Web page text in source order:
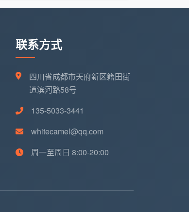
联系方式
四川省成都市天府新区籍田街
道滨河路58号
135-5033-3441
whitecamel@qq.com
周一至周日 8:00-20:00